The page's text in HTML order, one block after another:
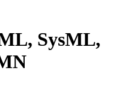
SysML,